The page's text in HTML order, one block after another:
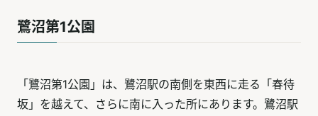
鷺沼第1公園
「鷺沼第1公園」は、鷺沼駅の南側を東西に走る「春待
坂」を越えて、さらに南に入った所にあります。鷺沼駅